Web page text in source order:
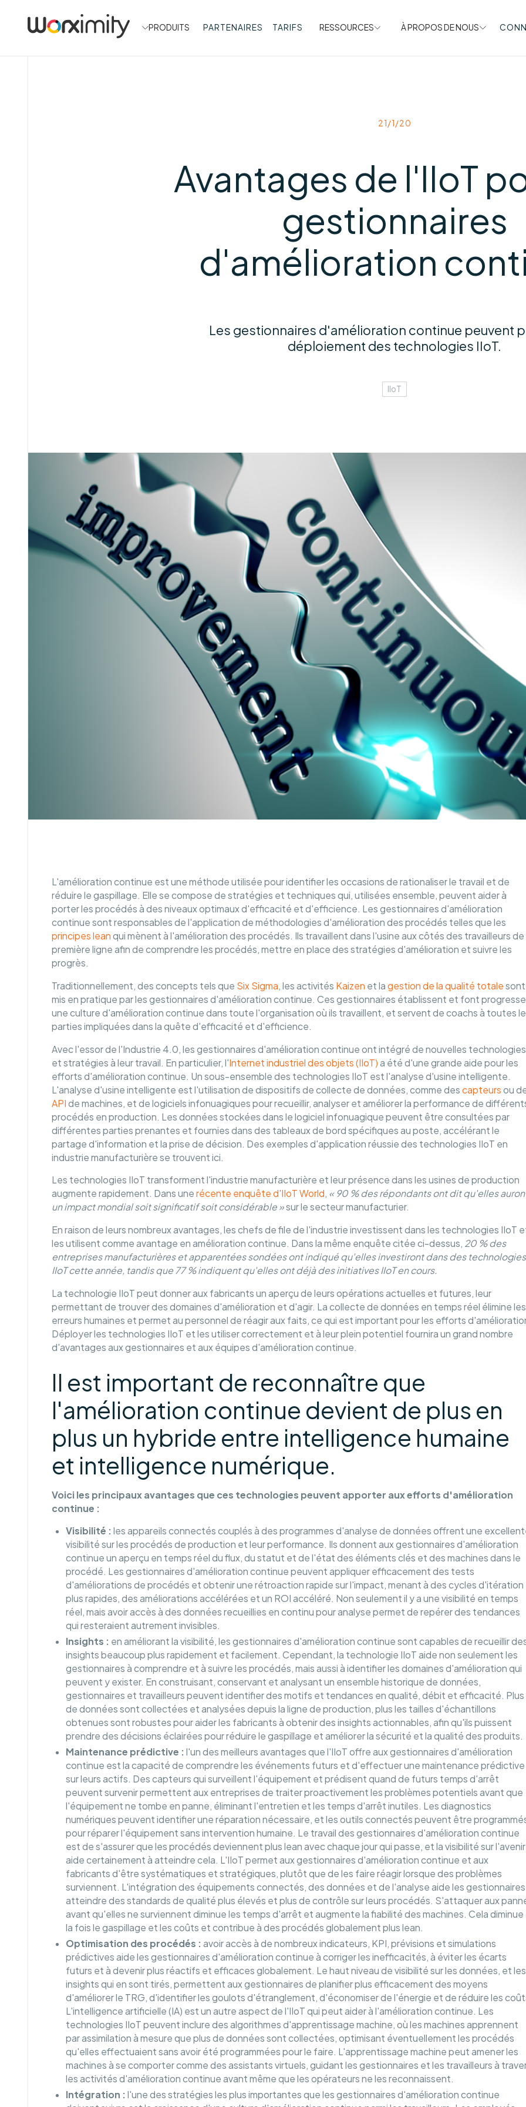
PRODUITS PARTENAIRES TARIFS RESSOURCES À PROPOS DE NOUS
21/1/20
Avantages de l'IIoT
gestionnaires
d'amélioration
Les gestionnaires d'amélioration continue peuvent
déploiement des technologies IIoT.
IIoT
L'amélioration continue est une méthode utilisée pour identifier les occasions de rationaliser le travail et de
réduire le gaspillage. Elle se compose de stratégies et techniques qui, utilisées ensemble, peuvent aider à
porter les procédés à des niveaux optimaux d'efficacité et d'efficience. Les gestionnaires d'amélioration
continue sont responsables de l'application de méthodologies d'amélioration des procédés telles que les
principes lean qui mènent à l'amélioration des procédés. Ils travaillent dans l'usine aux côtés des travailleurs de
première ligne afin de comprendre les procédés, mettre en place des stratégies d'amélioration et suivre les
progrès.
Traditionnellement, des concepts tels que Six Sigma, les activités Kaizen et la gestion de la qualité totale sont
mis en pratique par les gestionnaires d'amélioration continue. Ces gestionnaires établissent et font
une culture d'amélioration continue dans toute l'organisation où ils travaillent, et servent de coachs à toutes
parties impliquées dans la quête d'efficacité et d'efficience.
Avec l'essor de l'Industrie 4.0, les gestionnaires d'amélioration continue ont intégré de nouvelles technologies
et stratégies à leur travail. En particulier, l'Internet industriel des objets (IIoT) a été d'une grande aide pour les
efforts d'amélioration continue. Un sous-ensemble des technologies IIoT est l'analyse d'usine intelligente.
L'analyse d'usine intelligente est l'utilisation de dispositifs de collecte de données, comme des capteurs ou
API de machines, et de logiciels infonuagiques pour recueillir, analyser et améliorer la performance de
procédés en production. Les données stockées dans le logiciel infonuagique peuvent être consultées par
différentes parties prenantes et fournies dans des tableaux de bord spécifiques au poste, accélérant le
partage d'information et la prise de décision. Des exemples d'application réussie des technologies IIoT en
industrie manufacturière se trouvent ici.
Les technologies IIoT transforment l'industrie manufacturière et leur présence dans les usines de production
augmente rapidement. Dans une récente enquête d'IIoT World, « 90 % des répondants ont dit qu'elles
un impact mondial soit significatif soit considérable »sur le secteur manufacturier.
En raison de leurs nombreux avantages, les chefs de file de l'industrie investissent dans les technologies IIoT
les utilisent comme avantage en amélioration continue. Dans la même enquête citée ci-dessus, 20 % des
entreprises manufacturières et apparentées sondées ont indiqué qu'elles investiront dans des technologies
IIoT cette année, tandis que 77 % indiquent qu'elles ont déjà des initiatives IIoT en cours.
La technologie IIoT peut donner aux fabricants un aperçu de leurs opérations actuelles et futures, leur
permettant de trouver des domaines d'amélioration et d'agir. La collecte de données en temps réel élimine les
erreurs humaines et permet au personnel de réagir aux faits, ce qui est important pour les efforts
Déployer les technologies IIoT et les utiliser correctement et à leur plein potentiel fournira un grand nombre
d'avantages aux gestionnaires et aux équipes d'amélioration continue.
Il est important de reconnaître que
l'amélioration continue devient de plus en
plus un hybride entre intelligence humaine
et intelligence numérique.
Voici les principaux avantages que ces technologies peuvent apporter aux efforts d'amélioration
continue :
Visibilité : les appareils connectés couplés à des programmes d'analyse de données offrent une
visibilité sur les procédés de production et leur performance. Ils donnent aux gestionnaires d'amélioration
continue un aperçu en temps réel du flux, du statut et de l'état des éléments clés et des machines dans le
procédé. Les gestionnaires d'amélioration continue peuvent appliquer efficacement des tests
d'améliorations de procédés et obtenir une rétroaction rapide sur l'impact, menant à des cycles d'itération
plus rapides, des améliorations accélérées et un ROI accéléré. Non seulement il y a une visibilité en temps
réel, mais avoir accès à des données recueillies en continu pour analyse permet de repérer des tendances
qui resteraient autrement invisibles.
Insights : en améliorant la visibilité, les gestionnaires d'amélioration continue sont capables de recueillir
insights beaucoup plus rapidement et facilement. Cependant, la technologie IIoT aide non seulement les
gestionnaires à comprendre et à suivre les procédés, mais aussi à identifier les domaines d'amélioration qui
peuvent y exister. En construisant, conservant et analysant un ensemble historique de données,
gestionnaires et travailleurs peuvent identifier des motifs et tendances en qualité, débit et efficacité. Plus
de données sont collectées et analysées depuis la ligne de production, plus les tailles d'échantillons
obtenues sont robustes pour aider les fabricants à obtenir des insights actionnables, afin qu'ils puissent
prendre des décisions éclairées pour réduire le gaspillage et améliorer la sécurité et la qualité des produits.
Maintenance prédictive : l'un des meilleurs avantages que l'IIoT offre aux gestionnaires d'amélioration
continue est la capacité de comprendre les événements futurs et d'effectuer une maintenance prédictive
sur leurs actifs. Des capteurs qui surveillent l'équipement et prédisent quand de futurs temps d'arrêt
peuvent survenir permettent aux entreprises de traiter proactivement les problèmes potentiels avant que
l'équipement ne tombe en panne, éliminant l'entretien et les temps d'arrêt inutiles. Les diagnostics
numériques peuvent identifier une réparation nécessaire, et les outils connectés peuvent être
pour réparer l'équipement sans intervention humaine. Le travail des gestionnaires d'amélioration continue
est de s'assurer que les procédés deviennent plus lean avec chaque jour qui passe, et la visibilité sur l'avenir
aide certainement à atteindre cela. L'IIoT permet aux gestionnaires d'amélioration continue et aux
fabricants d'être systématiques et stratégiques, plutôt que de les faire réagir lorsque des problèmes
surviennent. L'intégration des équipements connectés, des données et de l'analyse aide les gestionnaires
atteindre des standards de qualité plus élevés et plus de contrôle sur leurs procédés. S'attaquer aux
avant qu'elles ne surviennent diminue les temps d'arrêt et augmente la fiabilité des machines. Cela diminue
la fois le gaspillage et les coûts et contribue à des procédés globalement plus lean.
Optimisation des procédés : avoir accès à de nombreux indicateurs, KPI, prévisions et simulations
prédictives aide les gestionnaires d'amélioration continue à corriger les inefficacités, à éviter les écarts
futurs et à devenir plus réactifs et efficaces globalement. Le haut niveau de visibilité sur les données, et les
insights qui en sont tirés, permettent aux gestionnaires de planifier plus efficacement des moyens
d'améliorer le TRG, d'identifier les goulots d'étranglement, d'économiser de l'énergie et de réduire les
L'intelligence artificielle (IA) est un autre aspect de l'IIoT qui peut aider à l'amélioration continue. Les
technologies IIoT peuvent inclure des algorithmes d'apprentissage machine, où les machines apprennent
par assimilation à mesure que plus de données sont collectées, optimisant éventuellement les procédés
qu'elles effectuaient sans avoir été programmées pour le faire. L'apprentissage machine peut amener les
machines à se comporter comme des assistants virtuels, guidant les gestionnaires et les travailleurs à
les activités d'amélioration continue avant même que les opérateurs ne les reconnaissent.
Intégration : l'une des stratégies les plus importantes que les gestionnaires d'amélioration continue